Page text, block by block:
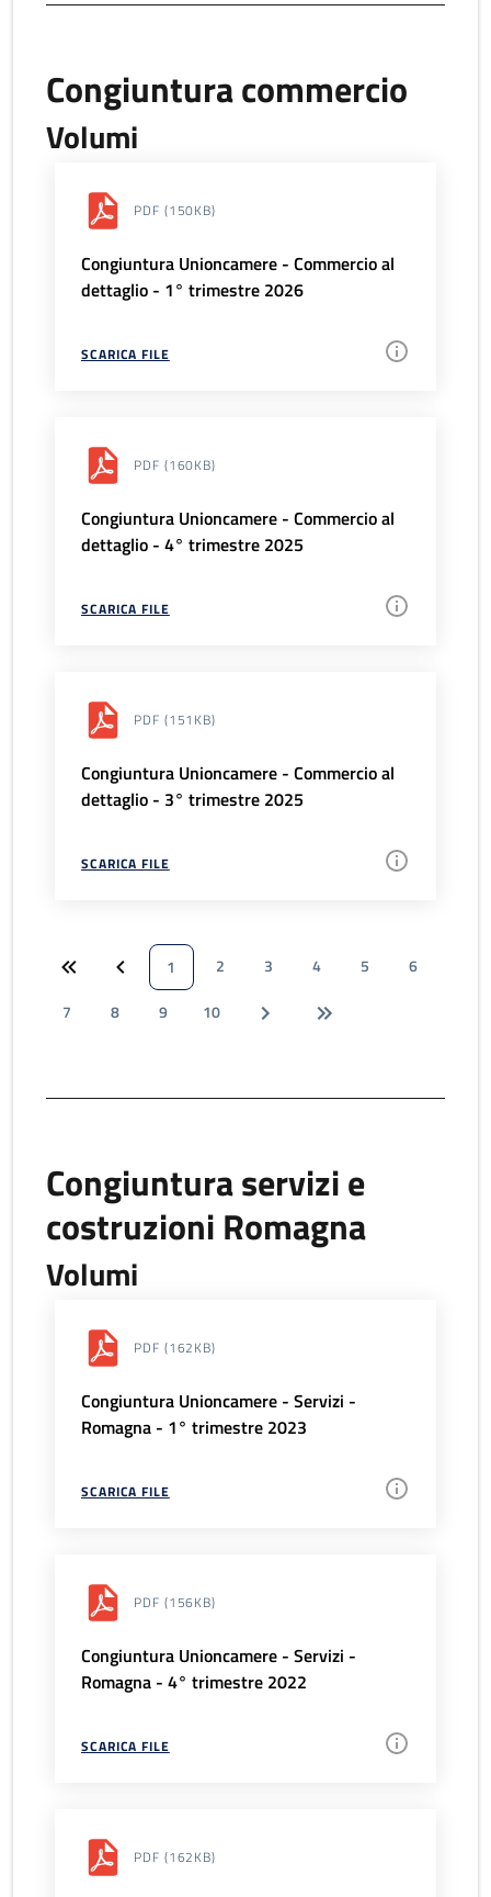
Congiuntura commercio
Volumi
PDF (150KB)
Congiuntura Unioncamere - Commercio al
dettaglio - 1° trimestre 2026
SCARICA FILE
PDF (160KB)
Congiuntura Unioncamere - Commercio al
dettaglio - 4° trimestre 2025
SCARICA FILE
PDF (151KB)
Congiuntura Unioncamere - Commercio al
dettaglio - 3° trimestre 2025
SCARICA FILE
1 2 3 4 5
6
7
8 9 10
Congiuntura servizi e
costruzioni Romagna
Volumi
PDF (162KB)
Congiuntura Unioncamere - Servizi -
Romagna - 1° trimestre 2023
SCARICA FILE
PDF (156KB)
Congiuntura Unioncamere - Servizi -
Romagna - 4° trimestre 2022
SCARICA FILE
PDF (162KB)